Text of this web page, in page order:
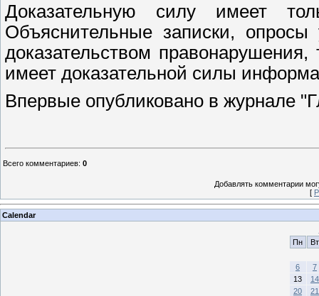
Доказательную силу имеет
Объяснительные записки,
доказательством
имеет доказательной силы
Впервые опубликовано в журнале
Всего комментариев: 0
Добавлять комментарии
[
Calendar
Пн
Вт
6
7
13
14
20
21